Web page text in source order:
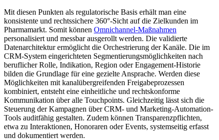
Mit diesen Punkten als regulatorische Basis erhält man eine
konsistente und rechtssichere 360°-Sicht auf die Zielkunden im
Pharmamarkt. Somit können Omnichannel-Maßnahmen
personalisiert und messbar ausgerollt werden. Die validierte
Datenarchitektur ermöglicht die Orchestrierung der Kanäle. Die im
CRM-System eingerichteten Segmentierungsmöglichkeiten nach
beruflicher Rolle, Indikation, Region oder Engagement-Historie
bilden die Grundlage für eine gezielte Ansprache. Werden diese
Möglichkeiten mit kanalübergreifenden Freigabeprozessen
kombiniert, entsteht eine einheitliche und rechtskonforme
Kommunikation über alle Touchpoints. Gleichzeitig lässt sich die
Steuerung der Kampagnen über CRM- und Marketing-Automation-
Tools auditfähig gestalten. Zudem können Transparenzpflichten,
etwa zu Interaktionen, Honoraren oder Events, systemseitig erfasst
und dokumentiert werden.